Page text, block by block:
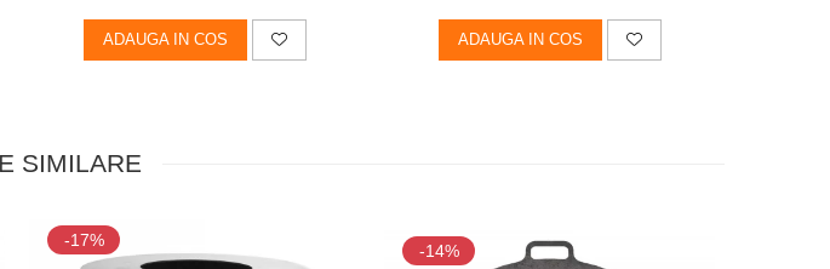
ADAUGA IN COS ADAUGA IN COS
SIMILARE
-17%
-14%